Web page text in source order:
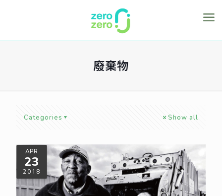
廢棄物
Categories Show all
APR
23
2018